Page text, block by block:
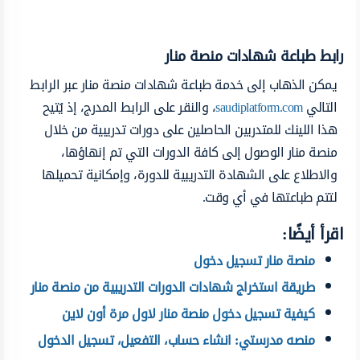
رابط طباعة شهادات منصة منار
يمكن الذهاب إلى خدمة طباعة شهادات منصة منار عبر الرابط
التاليsaudiplatform.com، والنقر على الرابط المدرج، إذ يُتيح
هذا اللينك للمتدربين الحاصلين على دورات تدريبية من خلال
منصة منار الوصول إلى كافة الدورات التي تم إنهاؤها،
والاطلاع على الشهادة التدريبية للدورة، وإمكانية تحميلها
لتتم طباعتها في أي وقت.
اقرأ أيضًا:
منصة منار تسجيل دخول
طريقة استخراج شهادات الدورات التدريبية من منصة منار
كيفية تسجيل دخول منصة منار لاول مرة أون لاين
منصه مدرستي: انشاء حساب، التفعيل، تسجيل الدخول